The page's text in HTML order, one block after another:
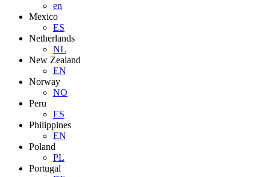
en
Mexico
ES
Netherlands
NL
New Zealand
EN
Norway
NO
Peru
ES
Philippines
EN
Poland
PL
Portugal